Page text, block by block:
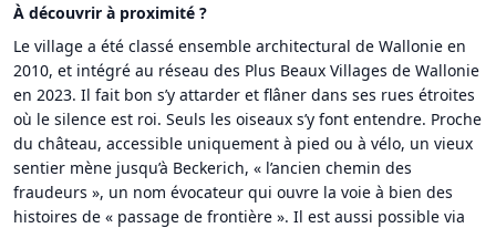
À découvrir à proximité ?
Le village a été classé ensemble architectural de Wallonie en
2010, et intégré au réseau des Plus Beaux Villages de Wallonie
en 2023. Il fait bon s’y attarder et flâner dans ses rues étroites
où le silence est roi. Seuls les oiseaux s’y font entendre. Proche
du château, accessible uniquement à pied ou à vélo, un vieux
sentier mène jusqu’à Beckerich, « l’ancien chemin des
fraudeurs », un nom évocateur qui ouvre la voie à bien des
histoires de « passage de frontière ». Il est aussi possible via